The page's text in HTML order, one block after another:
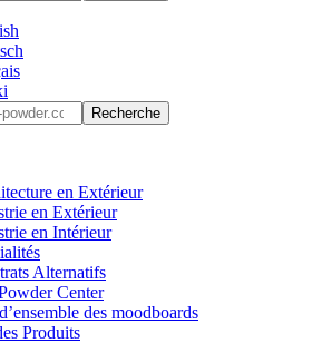
Recherche
en Extérieur
en Extérieur
en Intérieur
Alternatifs
Center
des moodboards
Produits